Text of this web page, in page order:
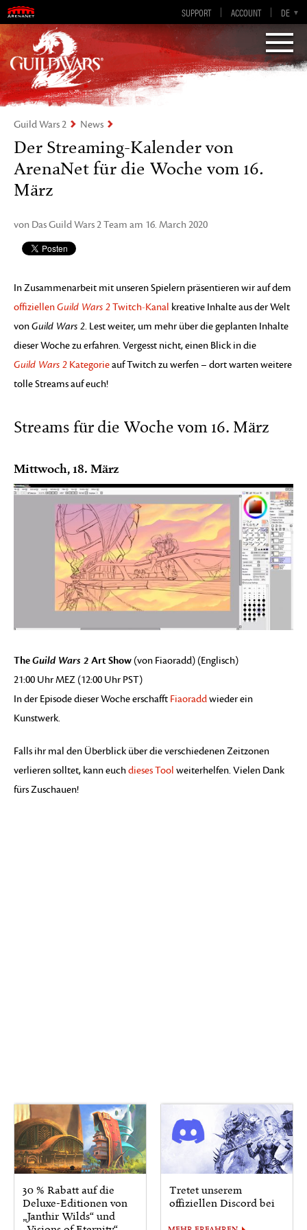
SUPPORT ACCOUNT DE
EN
ES
FR
EN-GB
„Visions of Eternity„
Guild Wars 2
Guild Wars 2 News
Der Streaming-Kalender von
ArenaNet für die Woche vom 16.
März
von Das Guild Wars 2 Team am 16. March 2020
In Zusammenarbeit mit unseren Spielern präsentieren wir auf dem
offiziellenGuild Wars 2Twitch-Kanal kreative Inhalte aus der Welt
vonGuild Wars 2. Lest weiter, um mehr über die geplanten Inhalte
dieser Woche zu erfahren. Vergesst nicht, einen Blick in die
Guild Wars 2 Kategorieauf Twitch zu werfen – dort warten weitere
tolle Streams auf euch!
Streams für die Woche vom 16. März
Mittwoch, 18. März
TheGuild Wars 2 Art Show (von Fiaoradd) (Englisch)
21:00 Uhr MEZ (12:00 Uhr PST)
In der Episode dieser Woche erschafft Fiaoraddwieder ein
Kunstwerk.
Falls ihr mal den Überblick über die verschiedenen Zeitzonen
verlieren solltet, kann euchdieses Tool weiterhelfen. Vielen Dank
fürs Zuschauen!
30 % Rabatt auf die
Deluxe-Editionen von
„Janthir Wilds“ und
Tretet unserem
offiziellen Discord bei